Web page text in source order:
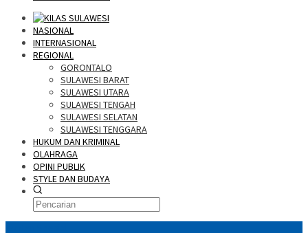
NASIONAL
INTERNASIONAL
REGIONAL
GORONTALO
SULAWESI BARAT
SULAWESI UTARA
SULAWESI TENGAH
SULAWESI SELATAN
SULAWESI TENGGARA
HUKUM DAN KRIMINAL
OLAHRAGA
OPINI PUBLIK
STYLE DAN BUDAYA